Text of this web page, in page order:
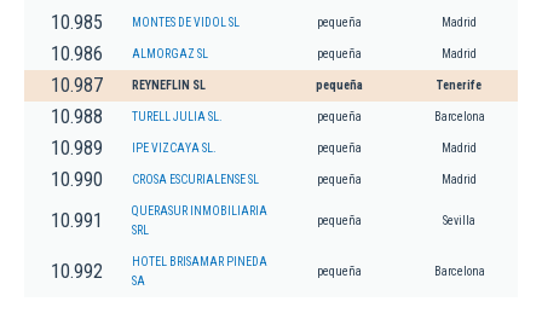
10.985 MONTES DE VIDOL SL pequeña Madrid
10.986 ALMORGAZ SL pequeña Madrid
10.987 REYNEFLIN SL pequeña Tenerife
10.988 TURELL JULIA SL. pequeña Barcelona
10.989 IPE VIZCAYA SL. pequeña Madrid
10.990 CROSA ESCURIALENSE SL pequeña Madrid
10.991
QUERASUR INMOBILIARIA
SRL
pequeña Sevilla
10.992
HOTEL BRISAMAR PINEDA
SA
pequeña Barcelona